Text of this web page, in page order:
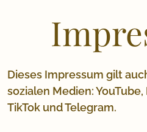
Dieses Impressum gilt
sozialen Medien:
TikTok und Telegram.